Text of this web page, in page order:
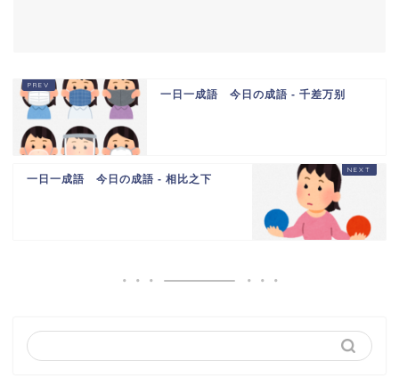
一日一成語 今日の成語 - 千差万别
一日一成語 今日の成語 - 相比之下